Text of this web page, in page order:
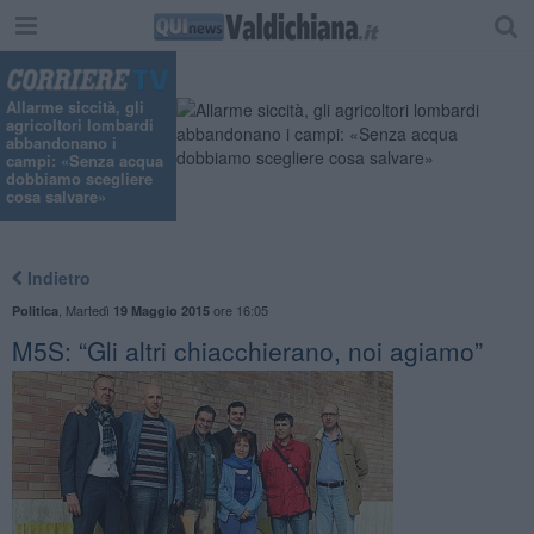
Allarme siccità, gli
agricoltori lombardi
abbandonano i
campi: «Senza acqua
dobbiamo scegliere
cosa salvare»
Indietro
Politica Martedì 19 Maggio 2015ore 16:05
M5S: “Gli altri chiacchierano, noi agiamo”